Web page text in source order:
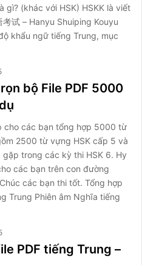
gì? (khác với HSK) HSKK là viết
试 – Hanyu Shuiping Kouyu
khẩu ngữ tiếng Trung, mục
bộ File PDF 5000
cho các bạn tổng hợp 5000 từ
2500 từ vựng HSK cấp 5 và
trong các kỳ thi HSK 6. Hy
các bạn trên con đường
các bạn thi tốt. Tổng hợp
Trung Phiên âm Nghĩa tiếng
PDF tiếng Trung –